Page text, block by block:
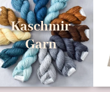
Kaschmir
Garn